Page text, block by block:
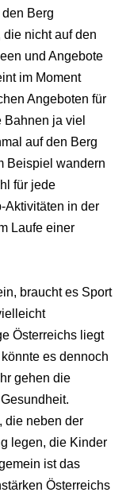
Berg
nicht auf den
und Angebote
im Moment
Angeboten für
ja viel
auf den Berg
Beispiel wandern
für jede
Aktivitäten in der
Laufe einer
braucht es Sport
Österreichs liegt
es dennoch
gehen die
die neben der
legen, die Kinder
ist das
Österreichs